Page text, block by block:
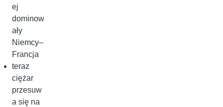
ej
dominow
ały
Niemcy–
Francja
teraz
ciężar
przesuw
a się na